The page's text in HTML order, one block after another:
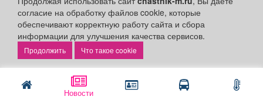
Новости
страны для участия в летних Олимпийских играх 2028
года. В программу вошли соревнования по 44 видам
спорта. Старты примут семь регионов России на 43
спортивных объектах в 16 населённых пунктах. Всего
будет разыграно 350 комплектов наград и три
командных кубка. Ожидается участие более 9 400
спортсменов, подготовку которых обеспечивают
Управление физической
культуры и спорта г.
Междуреченск
28 июля 2026
Спорт и туризм
Спартакиада народов России - главное
согласие на обработку файлов cookie, которые
обеспечивают корректную работу сайта и сбора
информации для улучшения качества сервисов.
Что такое cookie